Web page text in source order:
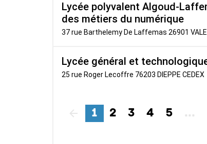
Lycée polyvalent Algoud-
des métiers du numérique
37 rue Barthelemy De Laffemas 26901
Lycée général et
25 rue Roger Lecoffre 76203 DIEPPE CEDEX
Précédent
1 2 3 4 5 ...